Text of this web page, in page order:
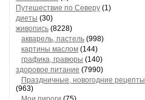
Путешествие по Северу (1)
диеты (30)
живопись (8228)
акварель, пастель (998)
картины маслом (144)
графика, гравюры (140)
здоровое питание (7990)
Праздничные, новогодние рецепты
(963)